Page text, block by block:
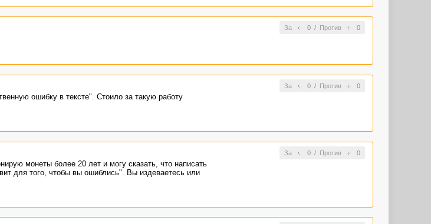
За 0/ Против 0
За 0/ Против 0
ошибку в тексте". Стоило за такую работу
За 0/ Против 0
монеты более 20 лет и могу сказать, что написать
для того, чтобы вы ошиблись". Вы издеваетесь или